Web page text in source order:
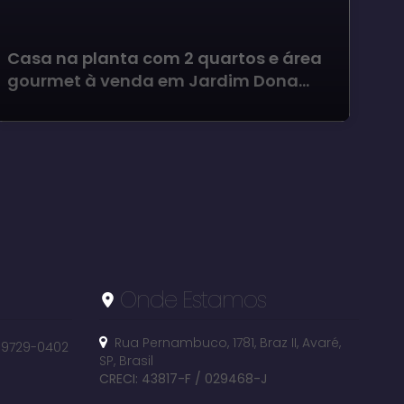
Casa na planta com 2 quartos e área
gourmet à venda em Jardim Dona
0402
Onde Estamos
Rua Pernambuco, 1781, Braz II, Avaré,
SP, Brasil
CRECI: 43817-F / 029468-J